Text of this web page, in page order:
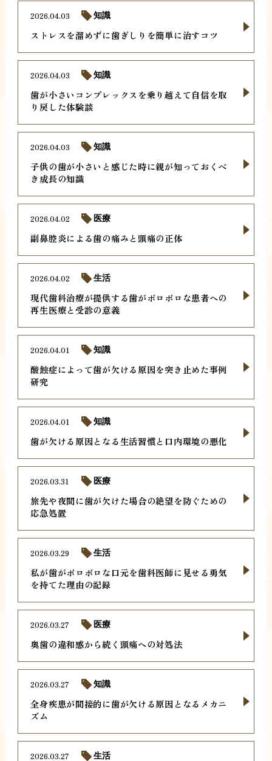
ストレスを溜めずに歯ぎしりを簡単に治すコツ
2026.04.03 知識
歯が小さいコンプレックスを乗り越えて自信を取
り戻した体験談
2026.04.03 知識
子供の歯が小さいと感じた時に親が知っておくべ
き成長の知識
2026.04.03 知識
副鼻腔炎による歯の痛みと頭痛の正体
2026.04.02 医療
現代歯科治療が提供する歯がボロボロな患者への
再生医療と受診の意義
2026.04.02 生活
酸蝕症によって歯が欠ける原因を突き止めた事例
研究
2026.04.01 知識
歯が欠ける原因となる生活習慣と口内環境の悪化
2026.04.01 知識
旅先や夜間に歯が欠けた場合の絶望を防ぐための
応急処置
2026.03.31 医療
私が歯がボロボロな口元を歯科医師に見せる勇気
を持てた理由の記録
2026.03.29 生活
奥歯の違和感から続く頭痛への対処法
2026.03.27 医療
全身疾患が間接的に歯が欠ける原因となるメカニ
ズム
2026.03.27 知識
2026.03.27 生活